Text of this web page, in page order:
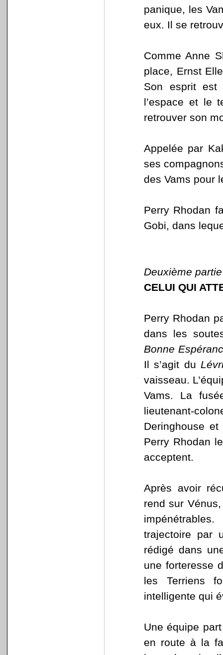
panique, les
eux. Il se
Comme Anne
place, Ernst
Son esprit
l’espace et le
retrouver son
Appelée par
ses
des Vams pour
Perry Rhodan
Gobi, dans
Deuxième partie
CELUI QUI
Perry Rhodan
dans les
Bonne
Il s’agit du
vaisseau.
Vams. La
lieutenant-
Deringhouse
Perry Rhodan
acceptent.
Après avoir
rend sur
trajectoire par
rédigé dans
une forteresse
les Terriens
intelligente qui
Une équipe
en route à la